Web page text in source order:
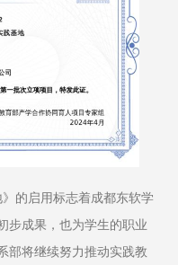
》的启用标志着成都东软学
步成果，也为学生的职业
部将继续努力推动实践教